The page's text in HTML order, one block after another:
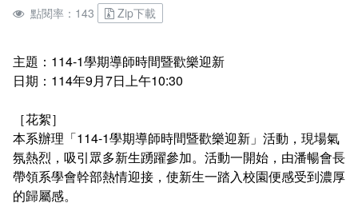
工商系訊
評鑑專區
諮詢信箱
授課大綱
教材資訊
認證課程
購物中心認證課程
畢業學分配置
相關連結
活動花絮
組織章程
學會幹部
回空大首頁
點閱率：143 Zip下載
主題：114-1學期導師時間暨歡樂迎新
日期：114年9月7日上午10:30
［花絮］
本系辦理「114-1學期導師時間暨歡樂迎新」活動，現場氣
氛熱烈，吸引眾多新生踴躍參加。活動一開始，由潘暢會長
帶領系學會幹部熱情迎接，使新生一踏入校園便感受到濃厚
的歸屬感。